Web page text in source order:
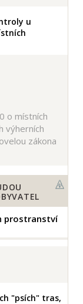
u
o místních
výherních
zákona
prostranství
"psích" tras,